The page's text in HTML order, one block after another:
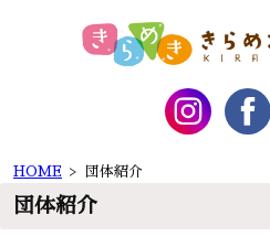
HOME > 団体紹介
団体紹介